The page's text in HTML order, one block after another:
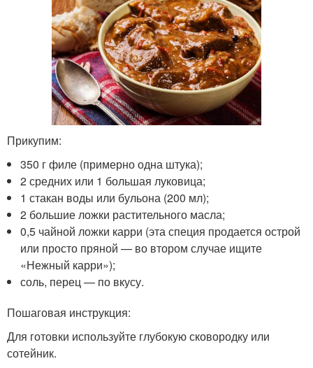
Прикупим:
350 г филе (примерно одна штука);
2 средних или 1 большая луковица;
1 стакан воды или бульона (200 мл);
2 большие ложки растительного масла;
0,5 чайной ложки карри (эта специя продается острой
или просто пряной — во втором случае ищите
«Нежный карри»);
соль, перец — по вкусу.
Пошаговая инструкция:
Для готовки используйте глубокую сковородку или
сотейник.